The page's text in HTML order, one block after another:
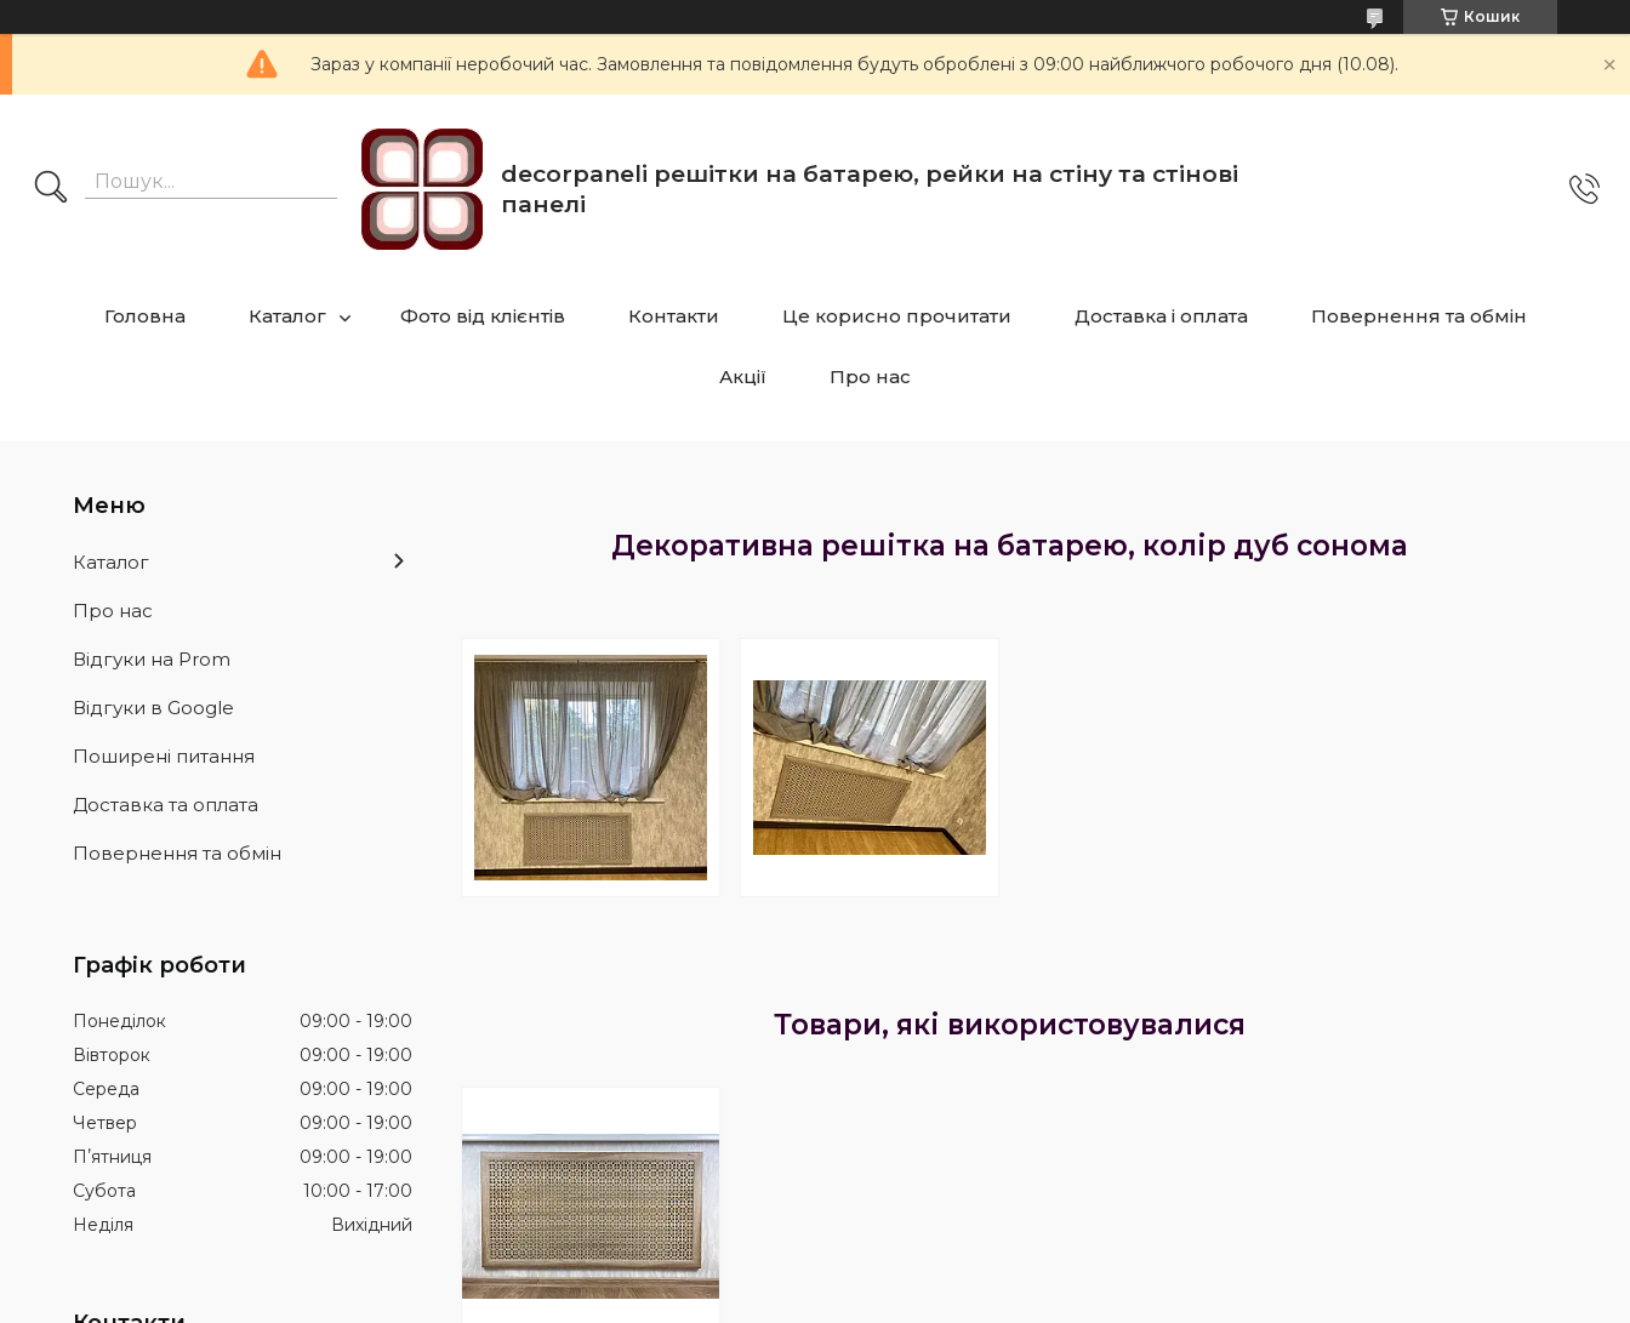
Кошик
Зараз у компанії неробочий час. Замовлення та повідомлення будуть оброблені з 09:00 найближчого робочого дня (10.08).
decorpaneli решітки на батарею, рейки на стіну та стінові
панелі
Головна Каталог Фото від клієнтів Контакти Це корисно прочитати Доставка і оплата Повернення та обмін
Акції Про нас
Декоративна решітка на батарею, колір дуб сонома
Каталог
Про нас
Відгуки на Prom
Відгуки в Google
Поширені питання
Доставка та оплата
Повернення та обмін
Графік роботи
Понеділок 09:00
19:00
Вівторок
09:00
19:00
Середа
09:00
19:00
Четвер
09:00
19:00
Пʼятниця
09:00
19:00
Субота
10:00
17:00
Неділя
Вихідний